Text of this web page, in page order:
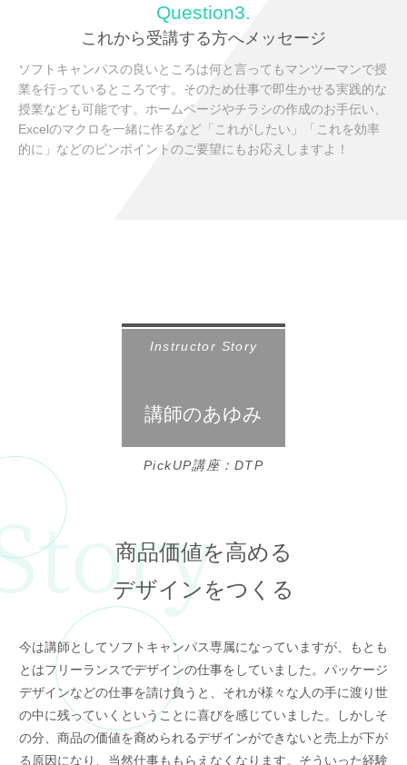
Question3.
これから受講する方へメッセージ
ソフトキャンパスの良いところは何と言ってもマンツーマンで授
業を行っているところです。そのため仕事で即生かせる実践的な
授業なども可能です。ホームページやチラシの作成のお手伝い、
Excelのマクロを一緒に作るなど「これがしたい」「これを効率
的に」などのピンポイントのご要望にもお応えしますよ！
Instructor Story
講師のあゆみ
PickUP講座：DTP
商品価値を高める
デザインをつくる
今は講師としてソフトキャンパス専属になっていますが、もとも
とはフリーランスでデザインの仕事をしていました。パッケージ
デザインなどの仕事を請け負うと、それが様々な人の手に渡り世
の中に残っていくということに喜びを感じていました。しかしそ
の分、商品の価値を裔められるデザインができないと売上が下が
る原因になり、当然仕事ももらえなくなります。そういった経験